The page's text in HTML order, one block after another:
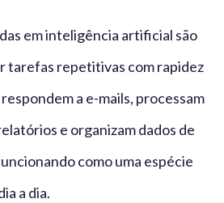
em inteligência artificial são
tarefas repetitivas com rapidez
a e-mails, processam
e organizam dados de
como uma espécie
a dia.